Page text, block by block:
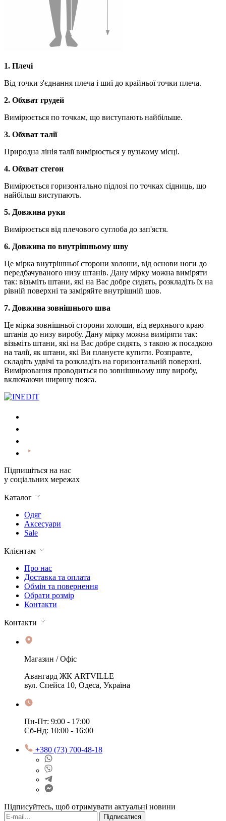
1. Плечі
Від точки з'єднання плеча і шиї до крайньої точки плеча.
2. Обхват грудей
Вимірюється по точкам, що виступають найбільше.
3. Обхват талії
Природна лінія талії вимірюється у вузькому місці.
4. Обхват стегон
Вимірюється горизонтально підлозі по точках сідниць, що
найбільш виступають.
5. Довжина руки
Вимірюється від плечового суглоба до зап'ястя.
6. Довжина по внутрішньому шву
Це мірка внутрішньої сторони холоши, від основи ноги до
передбачуваного низу штанів. Дану мірку можна виміряти
так: візьміть штани, які на Вас добре сидять, розкладіть їх на
рівній поверхні та заміряйте внутрішній шов.
7. Довжина зовнішнього шва
Це мірка зовнішньої сторони холоши, від верхнього краю
штанів до низу виробу. Дану мірку можна виміряти так:
візьміть штани, які на Вас добре сидять, з такою ж посадкою
на талії, як штани, які Ви плануєте купити. Розправте,
складіть удвічі та розкладіть на горизонтальній поверхні.
Вимірювання проводиться по зовнішньому шву виробу,
включаючи ширину пояса.
Підпишіться на нас
у соціальних мережах
Каталог
Одяг
Аксесуари
Sale
Клієнтам
Про нас
Доставка та оплата
Обмін та повернення
Обрати розмір
Контакти
Контакти
Магазин / Офіс
Авангард ЖК ARTVILLE
вул. Спейса 10, Одеса, Україна
Пн-Пт: 9:00 - 17:00
Сб-Нд: 10:00 - 16:00
+380 (73) 700-48-18
Підписуйтесь, щоб отримувати актуальні новини
Підписатися